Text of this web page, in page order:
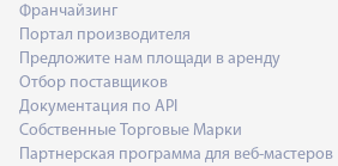
Франчайзинг
Портал производителя
Предложите нам площади в аренду
Отбор поставщиков
Документация по API
Собственные Торговые Марки
Партнерская программа для веб-мастеров